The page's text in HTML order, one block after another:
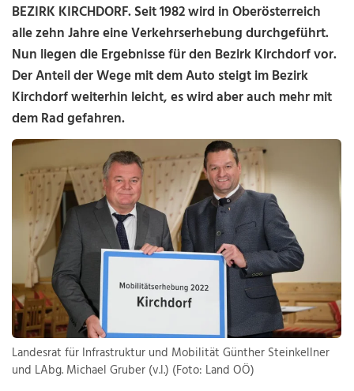
BEZIRK KIRCHDORF. Seit 1982 wird in Oberösterreich
alle zehn Jahre eine Verkehrserhebung durchgeführt.
Nun liegen die Ergebnisse für den Bezirk Kirchdorf vor.
Der Anteil der Wege mit dem Auto steigt im Bezirk
Kirchdorf weiterhin leicht, es wird aber auch mehr mit
dem Rad gefahren.
Landesrat für Infrastruktur und Mobilität Günther Steinkellner
und LAbg. Michael Gruber (v.l.) (Foto: Land OÖ)